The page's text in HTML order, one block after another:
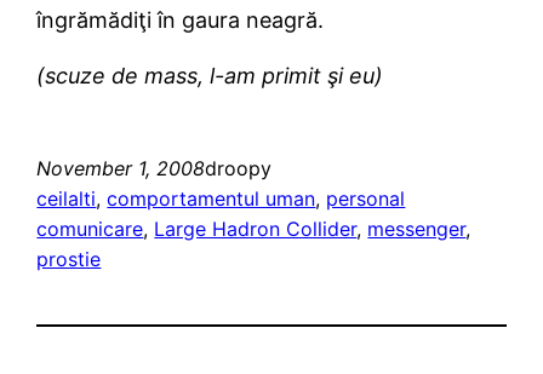
îngrămădiţi în gaura neagră.
(scuze de mass, l-am primit şi eu)
November 1, 2008droopy
ceilalti, comportamentul uman, personal
comunicare, Large Hadron Collider, messenger
prostie